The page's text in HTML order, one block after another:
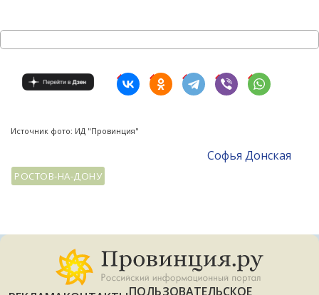
Источник фото: ИД "Провинция"
Софья Донская
РОСТОВ-НА-ДОНУ
ПОЛЬЗОВАТЕЛЬСКОЕ